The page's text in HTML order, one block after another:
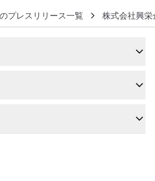
プレスリリース一覧 株式会社興栄